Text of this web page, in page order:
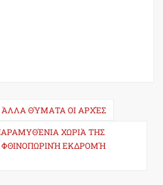
ΆΛΛΑ ΘΎΜΑΤΑ ΟΙ ΑΡΧΈΣ
ΧΩΡΙΆ ΤΗΣ
ΦΘΙΝΟΠΩΡΙΝΉ ΕΚΔΡΟΜΉ